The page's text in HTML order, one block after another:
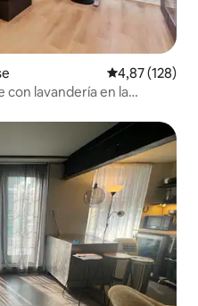
Calificación
4,87 (128)
con lavandería en la